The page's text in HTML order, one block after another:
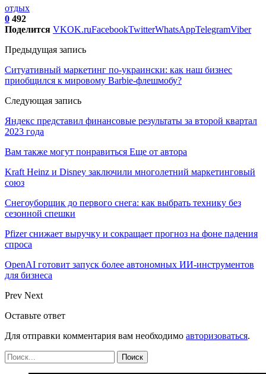
отдых
0 492
Поделится VKOK.ruFacebookTwitterWhatsAppTelegramViber
Предыдущая запись
Ситуативный маркетинг по-украински: как наш бизнес
приобщился к мировому Barbie-флешмобу?
Следующая запись
Яндекс представил финансовые результаты за второй квартал
2023 года
Вам также могут понравиться Еще от автора
Kraft Heinz и Disney заключили многолетний маркетинговый
союз
Снегоуборщик до первого снега: как выбрать технику без
сезонной спешки
Pfizer снижает выручку и сокращает прогноз на фоне падения
спроса
OpenAI готовит запуск более автономных ИИ-инструментов
для бизнеса
Prev Next
Оставьте ответ
Для отправки комментария вам необходимо авторизоваться.